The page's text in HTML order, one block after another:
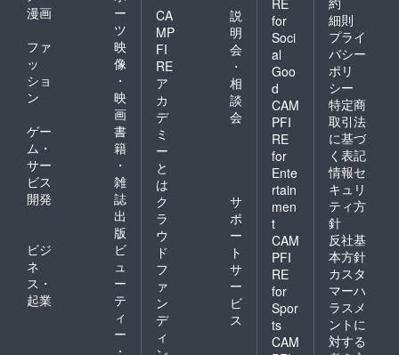
漫画
ー
ツ
ファ
ッ
ショ
ン
映
像
・
映
画
ゲー
ム・
サー
ビス
開発
書
籍
・
雑
誌
出
版
ビジ
ネ
ス・
起業
ビ
ュ
ー
テ
ィ
ー
・
CA
MP
FI
RE
ア
カ
デ
ミ
ー
と
は
説
明
会
・
相
談
会
ク
ラ
ウ
ド
フ
ァ
ン
デ
ィ
サ
ポ
ー
ト
サ
ー
ビ
ス
for
Soci
al
Goo
d
CAM
PFI
RE
for
Ente
rtain
men
t
CAM
PFI
RE
for
Spor
ts
CAM
細則
プライ
バシー
ポリ
シー
特定商
取引法
に基づ
く表記
情報セ
キュリ
ティ方
針
反社基
本方針
カスタ
マーハ
ラスメ
ントに
対する